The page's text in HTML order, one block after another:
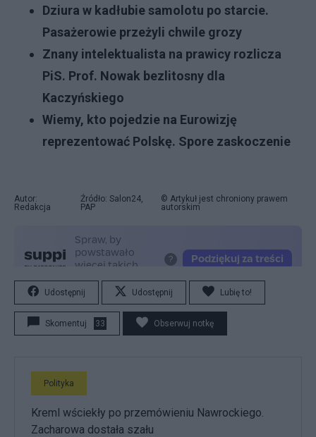
Dziura w kadłubie samolotu po starcie.
Pasażerowie przeżyli chwile grozy
Znany intelektualista na prawicy rozlicza
PiS. Prof. Nowak bezlitosny dla
Kaczyńskiego
Wiemy, kto pojedzie na Eurowizję
reprezentować Polskę. Spore zaskoczenie
Autor:
Redakcja
Źródło: Salon24,
PAP
© Artykuł jest chroniony prawem
autorskim
Udostępnij Udostępnij Lubię to!
Skomentuj 33 Obserwuj notkę
Polityka
Kreml wściekły po przemówieniu Nawrockiego.
Zacharowa dostała szału